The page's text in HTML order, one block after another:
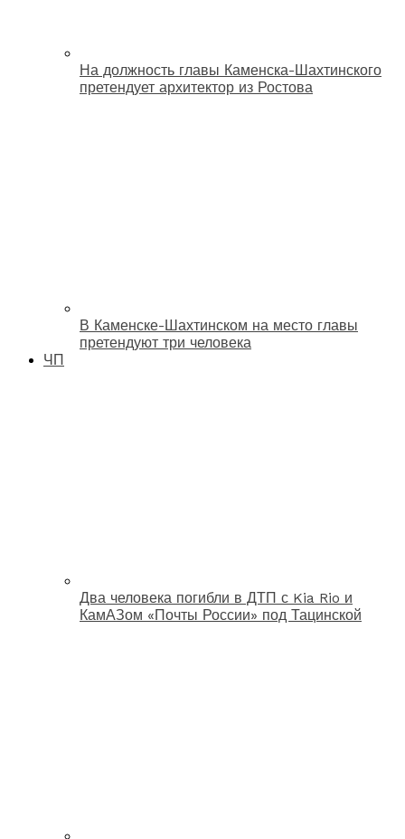
На должность главы Каменска-Шахтинского
претендует архитектор из Ростова
В Каменске-Шахтинском на место главы
претендуют три человека
ЧП
Два человека погибли в ДТП с Kia Rio и
КамАЗом «Почты России» под Тацинской